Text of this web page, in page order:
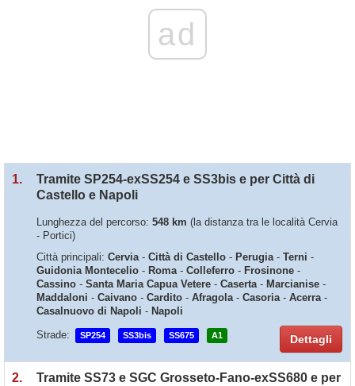
ad
1.
Tramite SP254-exSS254 e SS3bis e per Città di
Castello e Napoli
Lunghezza del percorso: 548 km (la distanza tra le località Cervia
- Portici)
Città principali: Cervia- Città di Castello - Perugia- Terni -
Guidonia Montecelio - Roma- Colleferro - Frosinone -
Cassino - Santa Maria Capua Vetere - Caserta- Marcianise -
Maddaloni - Caivano - Cardito - Afragola- Casoria- Acerra-
Casalnuovo di Napoli - Napoli
Strade:
SP254 SS3bis SS675 A1 Dettagli
2.
Tramite SS73 e SGC Grosseto-Fano-exSS680 e per